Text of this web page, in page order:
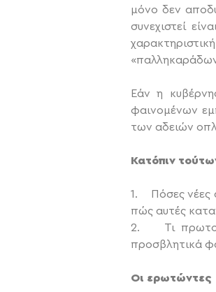
μόνο δεν
συνεχιστεί
Εάν η
φαινομένων
των αδειών
Κατόπιν
1. Πόσες νέες
πώς αυτές
2. Τι
προσβλητικά
Οι ερωτώντες